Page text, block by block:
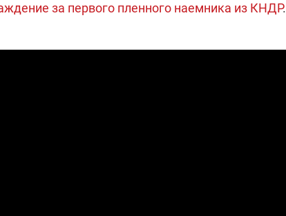
за первого пленного наемника из КНДР.